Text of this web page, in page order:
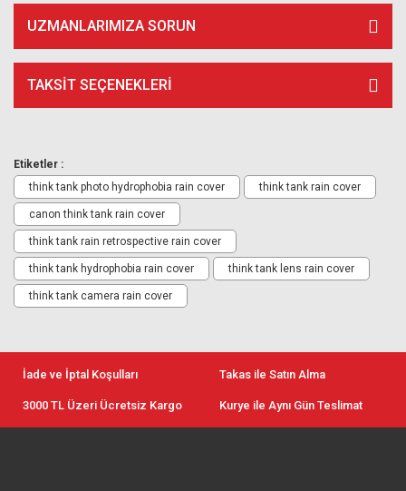
UZMANLARIMIZA SORUN
TAKSIT SEÇENEKLERI
Etiketler :
think tank photo hydrophobia rain cover
think tank rain cover
canon think tank rain cover
think tank rain retrospective rain cover
think tank hydrophobia rain cover think tank lens rain cover
think tank camera rain cover
İade ve İptal Koşulları Takas ile Satın Alma
3000 TL Üzeri Ücretsiz Kargo Kurye ile Aynı Gün Teslimat